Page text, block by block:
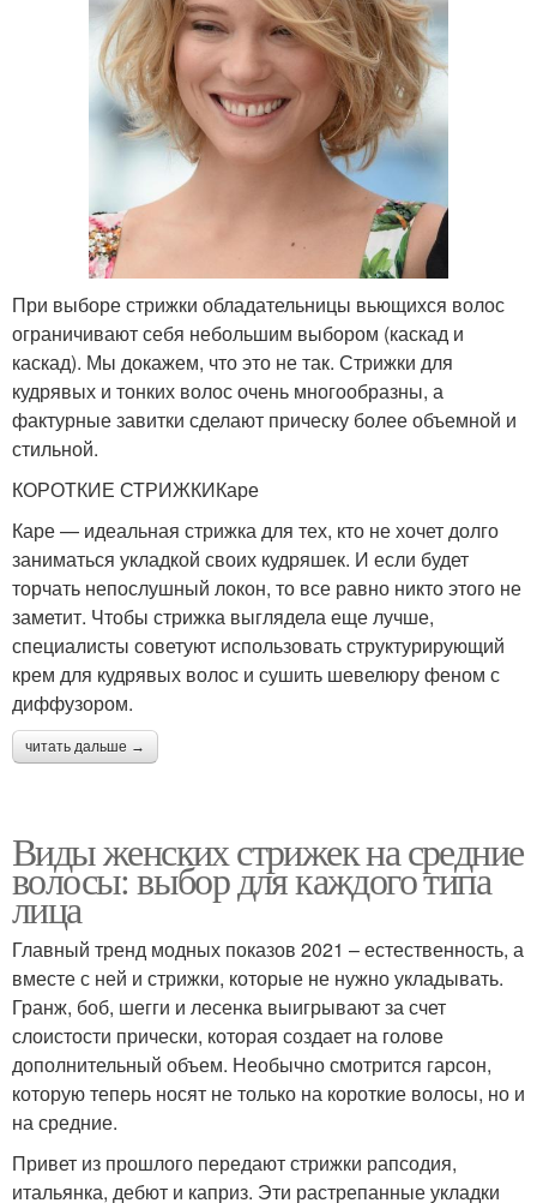
При выборе стрижки обладательницы вьющихся волос
ограничивают себя небольшим выбором (каскад и
каскад). Мы докажем, что это не так. Стрижки для
кудрявых и тонких волос очень многообразны, а
фактурные завитки сделают прическу более объемной и
стильной.
КОРОТКИЕ СТРИЖКИКаре
Каре — идеальная стрижка для тех, кто не хочет долго
заниматься укладкой своих кудряшек. И если будет
торчать непослушный локон, то все равно никто этого не
заметит. Чтобы стрижка выглядела еще лучше,
специалисты советуют использовать структурирующий
крем для кудрявых волос и сушить шевелюру феном с
диффузором.
читать дальше →
Виды женских стрижек на средние
волосы: выбор для каждого типа
лица
Главный тренд модных показов 2021 – естественность, а
вместе с ней и стрижки, которые не нужно укладывать.
Гранж, боб, шегги и лесенка выигрывают за счет
слоистости прически, которая создает на голове
дополнительный объем. Необычно смотрится гарсон,
которую теперь носят не только на короткие волосы, но и
на средние.
Привет из прошлого передают стрижки рапсодия,
итальянка, дебют и каприз. Эти растрепанные укладки